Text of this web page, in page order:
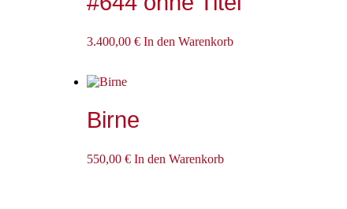
3.400,00 € In den Warenkorb
Birne
550,00 € In den Warenkorb